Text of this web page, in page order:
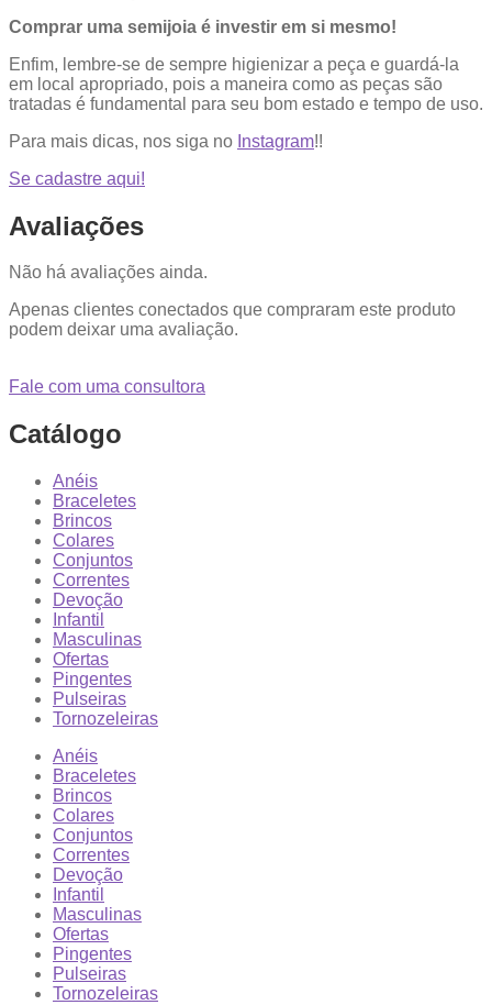
Comprar uma semijoia é investir em si mesmo!
Enfim, lembre-se de sempre higienizar a peça e guardá-la
em local apropriado, pois a maneira como as peças são
tratadas é fundamental para seu bom estado e tempo de uso.
Para mais dicas, nos siga no Instagram!!
Se cadastre aqui!
Avaliações
Não há avaliações ainda.
Apenas clientes conectados que compraram este produto
podem deixar uma avaliação.
Fale com uma consultora
Catálogo
Anéis
Braceletes
Brincos
Colares
Conjuntos
Correntes
Devoção
Infantil
Masculinas
Ofertas
Pingentes
Pulseiras
Tornozeleiras
Anéis
Braceletes
Brincos
Colares
Conjuntos
Correntes
Devoção
Infantil
Masculinas
Ofertas
Pingentes
Pulseiras
Tornozeleiras